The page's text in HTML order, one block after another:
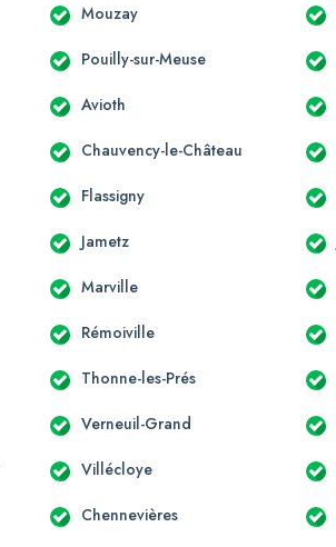
Mouzay
Pouilly-sur-Meuse
Avioth
Chauvency-le-Château
Flassigny
Jametz
Marville
Rémoiville
Thonne-les-Prés
Verneuil-Grand
Villécloye
Chennevières